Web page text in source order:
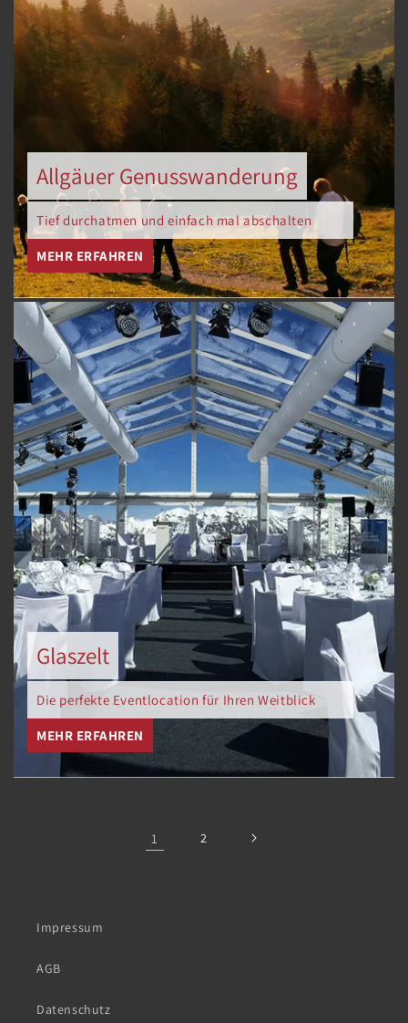
Allgäuer Genusswanderung
Tief durchatmen und einfach mal abschalten
MEHR ERFAHREN
Glaszelt
Die perfekte Eventlocation für Ihren Weitblick
MEHR ERFAHREN
1 2
Impressum
AGB
Datenschutz